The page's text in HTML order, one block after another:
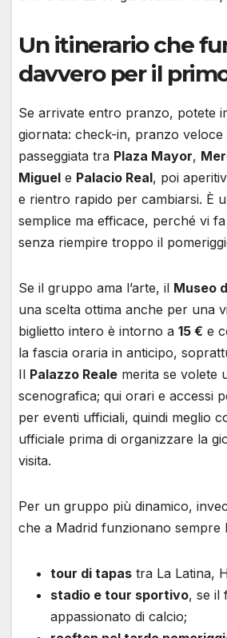
Un itinerario che
davvero per il
Se arrivate entro pranzo, potete
giornata: check-in, pranzo
passeggiata tra Plaza Mayor,
Miguel e Palacio Real, poi
e rientro rapido per cambiarsi. È
semplice ma efficace, perché vi
senza riempire troppo il
Se il gruppo ama l’arte, il Museo
una scelta ottima anche per una
biglietto intero è intorno a 15 € e
la fascia oraria in anticipo,
Il Palazzo Reale merita se volete
scenografica; qui orari e accessi
per eventi ufficiali, quindi meglio
ufficiale prima di organizzare la
visita.
Per un gruppo più dinamico,
che a Madrid funzionano sempre
tour di tapas tra La Latina,
stadio e tour sportivo, se il
appassionato di calcio;